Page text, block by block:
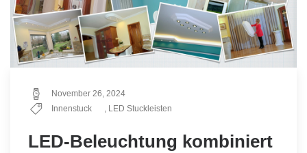
November 26, 2024
Innenstuck
, LED Stuckleisten
LED-Beleuchtung kombiniert